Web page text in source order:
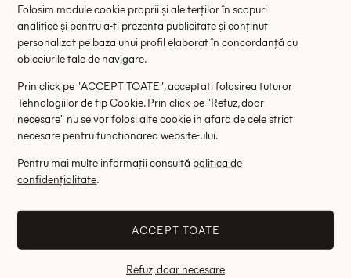
Rochie scurta Vero Moda, roz
39.00 lei
ULTIMA ȘANSĂ
M L XL
Rochie scurta River Island,
Folosim module cookie proprii și ale terților în scopuri
analitice și pentru a-ți prezenta publicitate și conținut
personalizat pe baza unui profil elaborat în concordanță cu
obiceiurile tale de navigare.
Prin click pe "ACCEPT TOATE", acceptati folosirea tuturor
Tehnologiilor de tip Cookie. Prin click pe "Refuz, doar
necesare" nu se vor folosi alte cookie in afara de cele strict
necesare pentru functionarea website-ului.
Pentru mai multe informații consultă politica de
confidențialitate.
ACCEPT TOATE
Refuz, doar necesare